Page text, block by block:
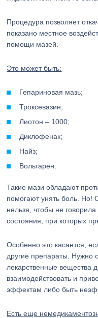
Процедура позволяет
показано местное
помощи мазей.
Это может быть:
Гепариновая мазь;
Троксевазин;
Лиотон – 1000;
Диклофенак;
Найз;
Вольтарен.
Такие мази обладают
помогают унять боль. Но!
нельзя, чтобы не
состояния, при которых
Особенно это касается,
другие препараты. Нужно
лекарственные вещества
взаимодействовать и
эффектам либо быть
Есть еще